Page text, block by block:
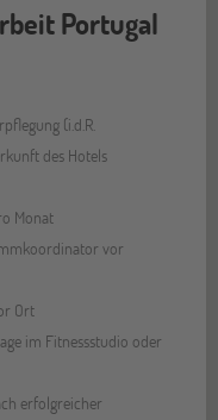
Portugal
(i.d.R.
des Hotels
Monat
vor
Ort
im Fitnessstudio oder
erfolgreicher